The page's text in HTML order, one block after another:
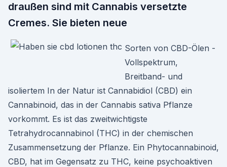
draußen sind mit Cannabis versetzte
Cremes. Sie bieten neue
Sorten von CBD-Ölen -
Vollspektrum,
Breitband- und
isoliertem In der Natur ist Cannabidiol (CBD) ein
Cannabinoid, das in der Cannabis sativa Pflanze
vorkommt. Es ist das zweitwichtigste
Tetrahydrocannabinol (THC) in der chemischen
Zusammensetzung der Pflanze. Ein Phytocannabinoid,
CBD, hat im Gegensatz zu THC, keine psychoaktiven